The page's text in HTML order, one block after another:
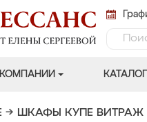
КАТАЛОГ
→ ШКАФЫ КУПЕ ВИТРАЖ